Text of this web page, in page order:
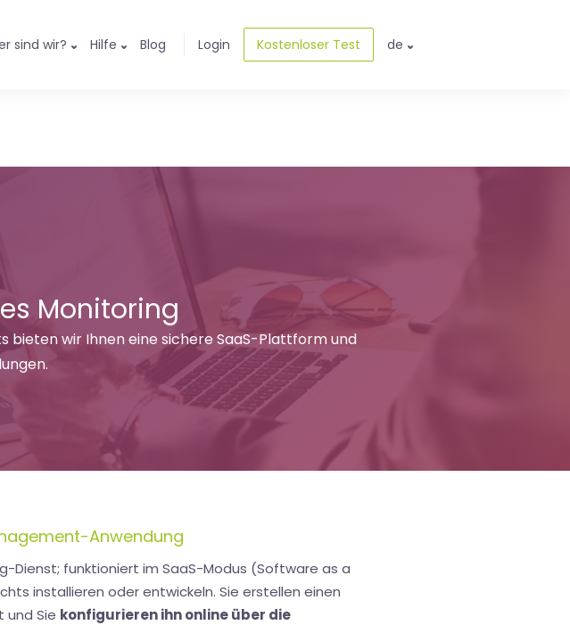
sind wir? Hilfe Blog Login Kostenloser Test de
Monitoring
wir Ihnen eine sichere SaaS-Plattform und
Anwendung
Dienst; funktioniert im SaaS-Modus (Software as a
installieren oder entwickeln. Sie erstellen einen
und Sie konfigurieren ihn online über die